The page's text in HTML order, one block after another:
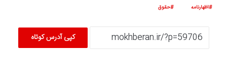
اظهارنامه حقوق
کپی آدرس کوتاه